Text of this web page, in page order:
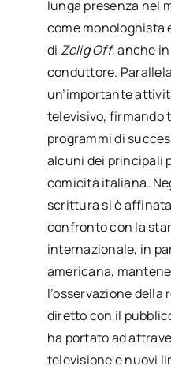
lunga presenza nel
come monologhista
di Zelig Off, anche
conduttore.
un’importante
televisivo, firmando
programmi di
alcuni dei principali
comicità italiana.
scrittura si è
confronto con la
internazionale, in
americana,
l’osservazione della
diretto con il
ha portato ad
televisione e nuovi